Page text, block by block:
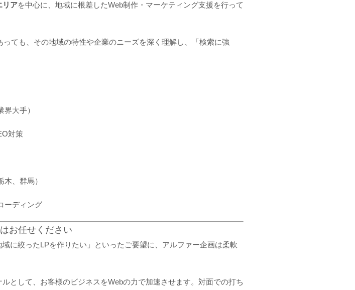
リアを中心に、地域に根差したWeb制作・マーケティング支援を行って
ても、その地域の特性や企業のニーズを深く理解し、「検索に強
大手）
対策
、群馬）
ーディング
お任せください
に絞ったLPを作りたい」といったご要望に、アルファー企画は柔軟
として、お客様のビジネスをWebの力で加速させます。対面での打ち